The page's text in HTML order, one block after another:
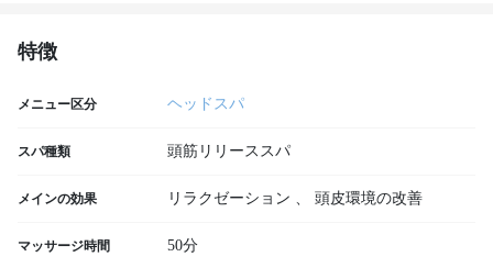
特徴
メニュー区分 ヘッドスパ
スパ種類 頭筋リリーススパ
メインの効果 リラクゼーション 、 頭皮環境の改善
マッサージ時間 50分